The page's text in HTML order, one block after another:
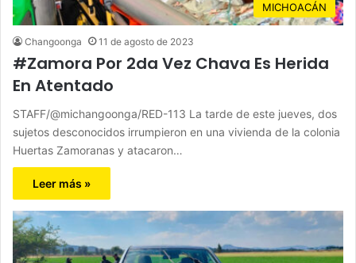
MICHOACÁN
Changoonga 11 de agosto de 2023
#Zamora Por 2da Vez Chava Es Herida
En Atentado
STAFF/@michangoonga/RED-113 La tarde de este jueves, dos
sujetos desconocidos irrumpieron en una vivienda de la colonia
Huertas Zamoranas y atacaron…
Leer más »